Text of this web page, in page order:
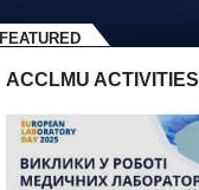
FEATURED
ACCLMU ACTIVITIES